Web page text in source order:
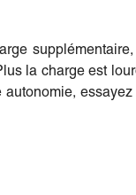
la charge est
autonomie,